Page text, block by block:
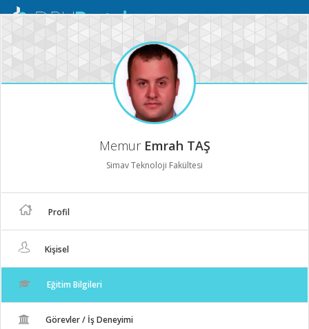
Mobil
Memur Emrah TAŞ
Simav Teknoloji Fakültesi
Profil
Kişisel
Eğitim Bilgileri
Görevler / İş Deneyimi